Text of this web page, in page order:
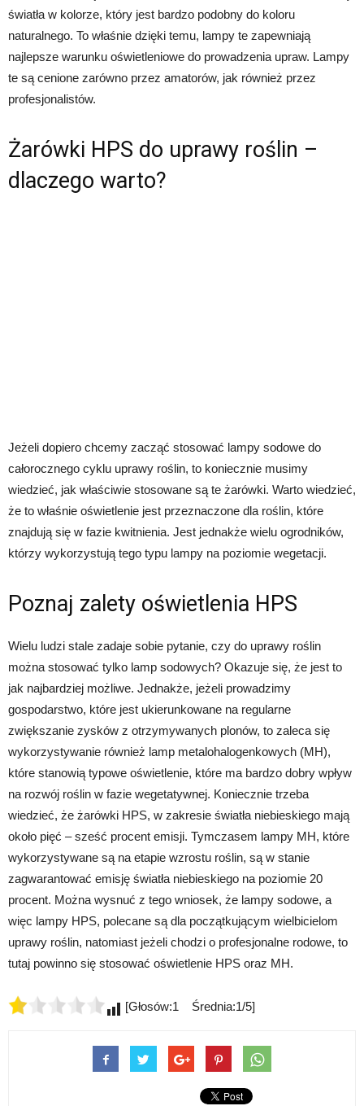
światła w kolorze, który jest bardzo podobny do koloru
naturalnego. To właśnie dzięki temu, lampy te zapewniają
najlepsze warunku oświetleniowe do prowadzenia upraw. Lampy
te są cenione zarówno przez amatorów, jak również przez
profesjonalistów.
Żarówki HPS do uprawy roślin –
dlaczego warto?
Jeżeli dopiero chcemy zacząć stosować lampy sodowe do
całorocznego cyklu uprawy roślin, to koniecznie musimy
wiedzieć, jak właściwie stosowane są te żarówki. Warto wiedzieć,
że to właśnie oświetlenie jest przeznaczone dla roślin, które
znajdują się w fazie kwitnienia. Jest jednakże wielu ogrodników,
którzy wykorzystują tego typu lampy na poziomie wegetacji.
Poznaj zalety oświetlenia HPS
Wielu ludzi stale zadaje sobie pytanie, czy do uprawy roślin
można stosować tylko lamp sodowych? Okazuje się, że jest to
jak najbardziej możliwe. Jednakże, jeżeli prowadzimy
gospodarstwo, które jest ukierunkowane na regularne
zwiększanie zysków z otrzymywanych plonów, to zaleca się
wykorzystywanie również lamp metalohalogenkowych (MH),
które stanowią typowe oświetlenie, które ma bardzo dobry wpływ
na rozwój roślin w fazie wegetatywnej. Koniecznie trzeba
wiedzieć, że żarówki HPS, w zakresie światła niebieskiego mają
około pięć – sześć procent emisji. Tymczasem lampy MH, które
wykorzystywane są na etapie wzrostu roślin, są w stanie
zagwarantować emisję światła niebieskiego na poziomie 20
procent. Można wysnuć z tego wniosek, że lampy sodowe, a
więc lampy HPS, polecane są dla początkującym wielbicielom
uprawy roślin, natomiast jeżeli chodzi o profesjonalne rodowe, to
tutaj powinno się stosować oświetlenie HPS oraz MH.
[Głosów:1 Średnia:1/5]